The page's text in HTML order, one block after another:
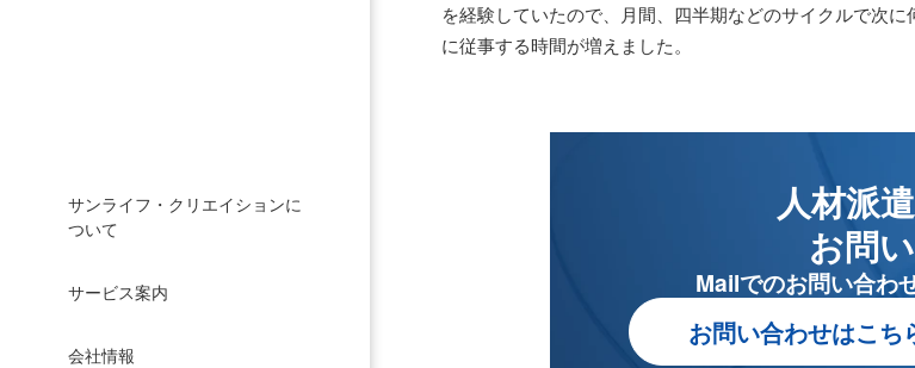
サンライフ・クリエイションに
ついて
サービス案内
会社情報
を経験していたので、月間、四半期などのサイクルで次
に従事する時間が増えました。
人材派
お問
Mailでのお問い合わ
お問い合わせはこち